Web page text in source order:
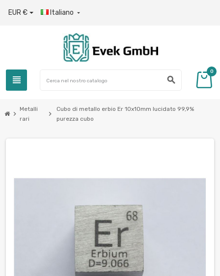
EUR € Italiano 
view_headline search
0
chevron_right
Metalli
rari
chevron_right
Cubo di metallo erbio Er 10x10mm lucidato 99,9%
purezza cubo